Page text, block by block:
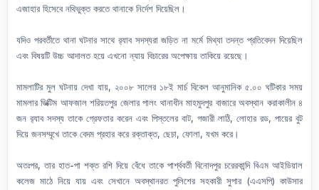
এজাহার হিসেবে নথিভুক্ত করতে থানাকে নির্দেশ দিয়েছিল।
যদিও পরবর্তীতে থানা ঘটনার সাথে র‍্যাব সদস্যরা জড়িত না মর্মে মিথ্যা তদন্ত প্রতিবেদন দিয়েছিল
এবং বিষয়টি উচ্চ আদালত হয়ে এখনো ন্যায় বিচারের অপেক্ষায় তাকিয়ে রয়েছে।
মামলাটির মুল ঘটনায় দেখা যায়, ২০০৮ সালের ১৮ই মার্চ বিকেল আনুমানিক ৫.০০ ঘটিকার সময়
মামলার ভিক্টিম আফজাল শরিয়তপুর জেলার পালং থানাধীন মাহমুদপুর বাজারে অবস্থান করাকালীন ৪
জন র‌্যাব সদস্য তাকে গ্রেফতার করেন এবং পিস্তলের বাট, গজারী লাঠি, লোহার রড, পায়ের বুট
দিয়ে জনসম্মূখে তাকে বেদম প্রহার করে রক্তাক্ত, ছেচা, ফোলা, যখম করে।
অতঃপর, তার হাত-পা শক্ত রশি দিয়ে বেঁধে তাকে পার্শ্ববর্তী বিনোদপুর চরেরকান্দি বিএম আইডিয়াল
কলেজ মাঠে নিয়ে যায় এবং সেখানে অবস্থানরত পুলিশের সহকারী সুপার (এএসপি) কাউসার